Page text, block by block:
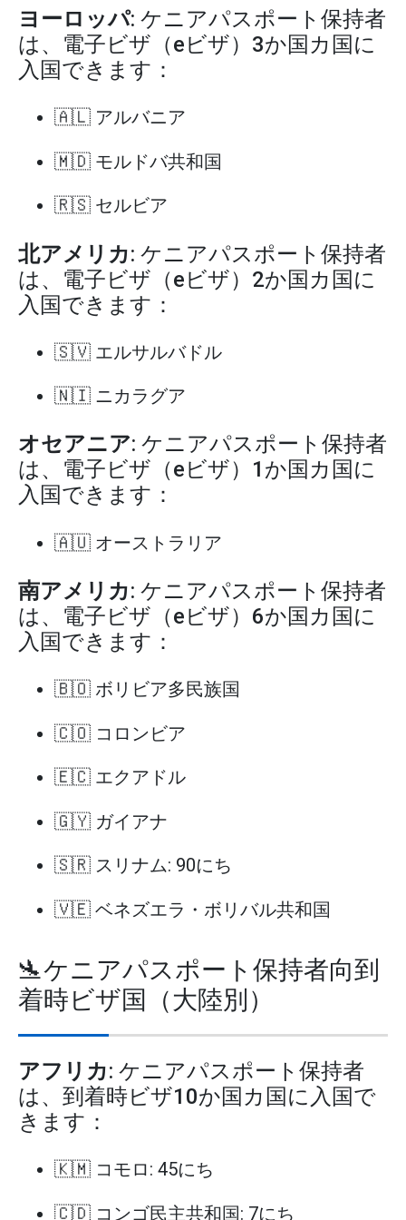
ヨーロッパ: ケニアパスポート保持者
は、電子ビザ（eビザ）3か国カ国に
入国できます：
🇦🇱 アルバニア
🇲🇩 モルドバ共和国
🇷🇸 セルビア
北アメリカ: ケニアパスポート保持者
は、電子ビザ（eビザ）2か国カ国に
入国できます：
🇸🇻 エルサルバドル
🇳🇮 ニカラグア
オセアニア: ケニアパスポート保持者
は、電子ビザ（eビザ）1か国カ国に
入国できます：
🇦🇺 オーストラリア
南アメリカ: ケニアパスポート保持者
は、電子ビザ（eビザ）6か国カ国に
入国できます：
🇧🇴 ボリビア多民族国
🇨🇴 コロンビア
🇪🇨 エクアドル
🇬🇾 ガイアナ
🇸🇷 スリナム: 90にち
🇻🇪 ベネズエラ・ボリバル共和国
🛬ケニアパスポート保持者向到
着時ビザ国（大陸別）
アフリカ: ケニアパスポート保持者
は、到着時ビザ10か国カ国に入国で
きます：
🇰🇲 コモロ: 45にち
🇨🇩 コンゴ民主共和国: 7にち